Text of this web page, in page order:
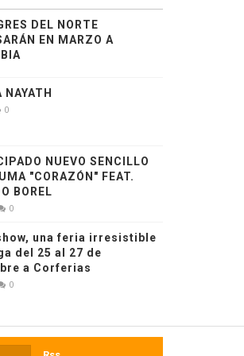
DEL NORTE
EN MARZO A
0
NUEVO SENCILLO
"CORAZÓN" FEAT.
BOREL
0
una feria irresistible
del 25 al 27 de
a Corferias
0